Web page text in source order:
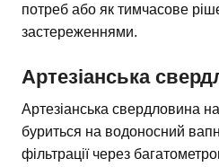
потреб або як тимчасове
застереженнями.
Артезіанська
Артезіанська свердловина
буриться на водоносний
фільтрації через